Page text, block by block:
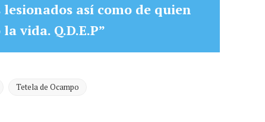
así como de quien
vida. Q.D.E.P”
Tetela de Ocampo